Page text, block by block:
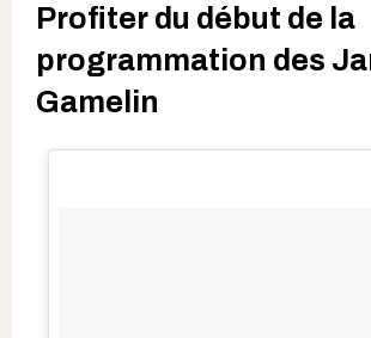
Profiter du début de la
programmation des
Gamelin